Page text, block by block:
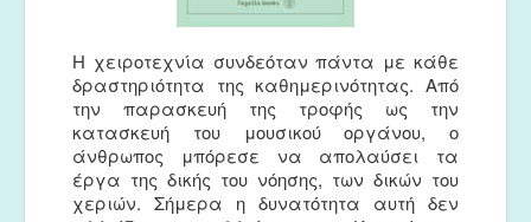
Η χειροτεχνία συνδεόταν πάντα με κάθε
δραστηριότητα της καθημερινότητας. Από
την παρασκευή της τροφής ως την
κατασκευή του μουσικού οργάνου, ο
άνθρωπος μπόρεσε να απολαύσει τα
έργα της δικής του νόησης, των δικών του
χεριών. Σήμερα η δυνατότητα αυτή δεν